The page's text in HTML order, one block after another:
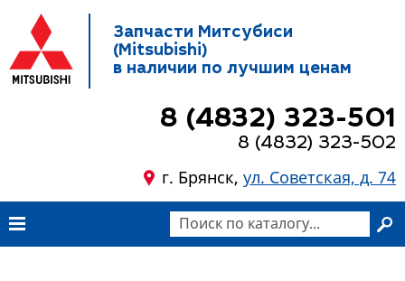
Запчасти Митсубиси
(Mitsubishi)
в наличии по лучшим ценам
8 (4832) 323-501
8 (4832) 323-502
г. Брянск, ул. Советская, д. 74